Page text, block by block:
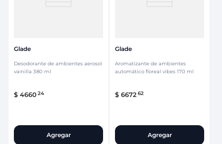
Glade
Desodorante de ambientes aerosol
vainilla 380 ml
$ 466024
Agregar
Glade
Aromatizante de ambientes
automático floreal vibes 170 ml
$ 6672 62
Agregar